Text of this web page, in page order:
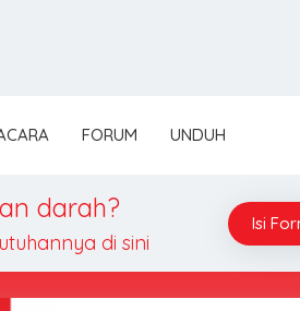
FORUM UNDUH
darah?
di sini
Isi